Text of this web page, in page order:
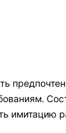
имитацию